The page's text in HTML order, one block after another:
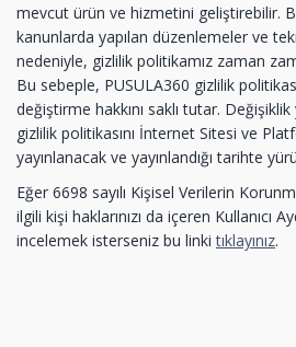
mevcut ürün ve hizmetini geliştirebilir.
kanunlarda yapılan düzenlemeler ve
nedeniyle, gizlilik politikamız zaman
Bu sebeple, PUSULA360 gizlilik
değiştirme hakkını saklı tutar. Değişiklik
gizlilik politikasını İnternet Sitesi ve
yayınlanacak ve yayınlandığı tarihte
Eğer 6698 sayılı Kişisel Verilerin
ilgili kişi haklarınızı da içeren Kullanıcı
incelemek isterseniz bu linkitıklayınız.